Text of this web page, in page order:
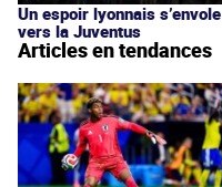
Un espoir lyonnais s’envole
vers la Juventus
Articles en tendances